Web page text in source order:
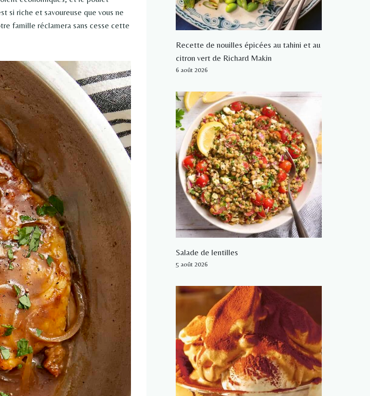
si riche et savoureuse que vous ne
famille réclamera sans cesse cette
Recette de nouilles épicées au tahini et au
citron vert de Richard Makin
6 août 2026
Salade de lentilles
5 août 2026